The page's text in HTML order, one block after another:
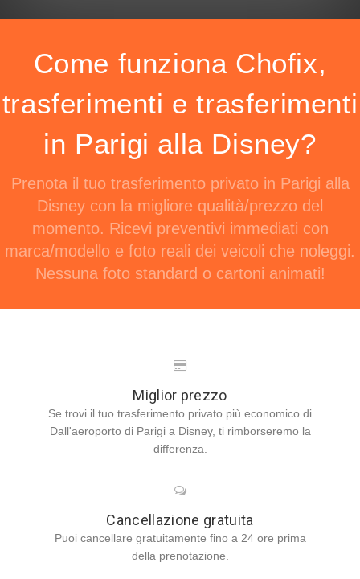
Come funziona Chofix,
trasferimenti e trasferimenti
in Parigi alla Disney?
Prenota il tuo trasferimento privato in Parigi alla
Disney con la migliore qualità/prezzo del
momento. Ricevi preventivi immediati con
marca/modello e foto reali dei veicoli che noleggi.
Nessuna foto standard o cartoni animati!
Miglior prezzo
Se trovi il tuo trasferimento privato più economico di
Dall'aeroporto di Parigi a Disney, ti rimborseremo la
differenza.
Cancellazione gratuita
Puoi cancellare gratuitamente fino a 24 ore prima
della prenotazione.